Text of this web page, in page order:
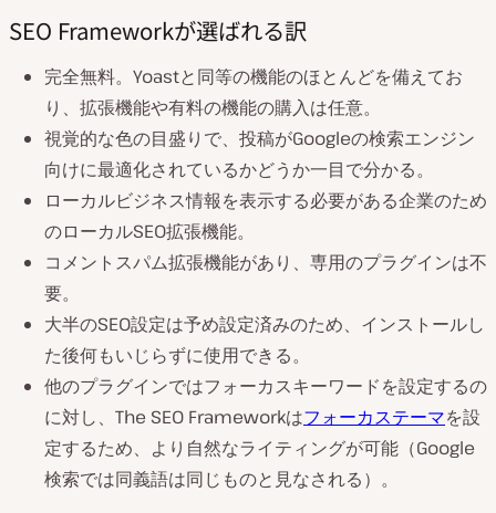
SEO Frameworkが選ばれる訳
完全無料。Yoastと同等の機能のほとんどを備えてお
り、拡張機能や有料の機能の購入は任意。
視覚的な色の目盛りで、投稿がGoogleの検索エンジン
向けに最適化されているかどうか一目で分かる。
ローカルビジネス情報を表示する必要がある企業のため
のローカルSEO拡張機能。
コメントスパム拡張機能があり、専用のプラグインは不
要。
大半のSEO設定は予め設定済みのため、インストールし
た後何もいじらずに使用できる。
他のプラグインではフォーカスキーワードを設定するの
に対し、The SEO Frameworkはフォーカステーマを設
定するため、より自然なライティングが可能（Google
検索では同義語は同じものと見なされる）。